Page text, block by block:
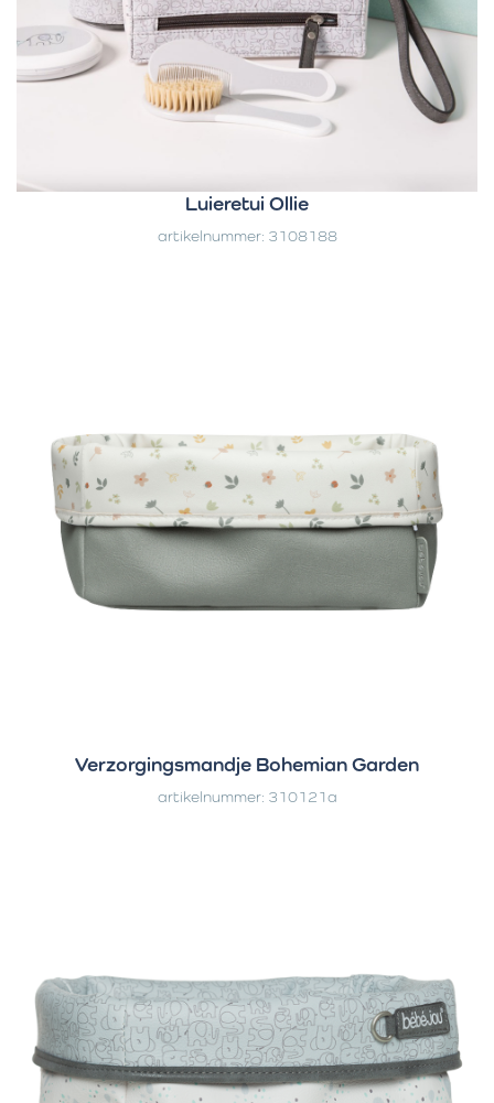
Luieretui Ollie
artikelnummer: 3108188
Verzorgingsmandje Bohemian Garden
artikelnummer: 310121a